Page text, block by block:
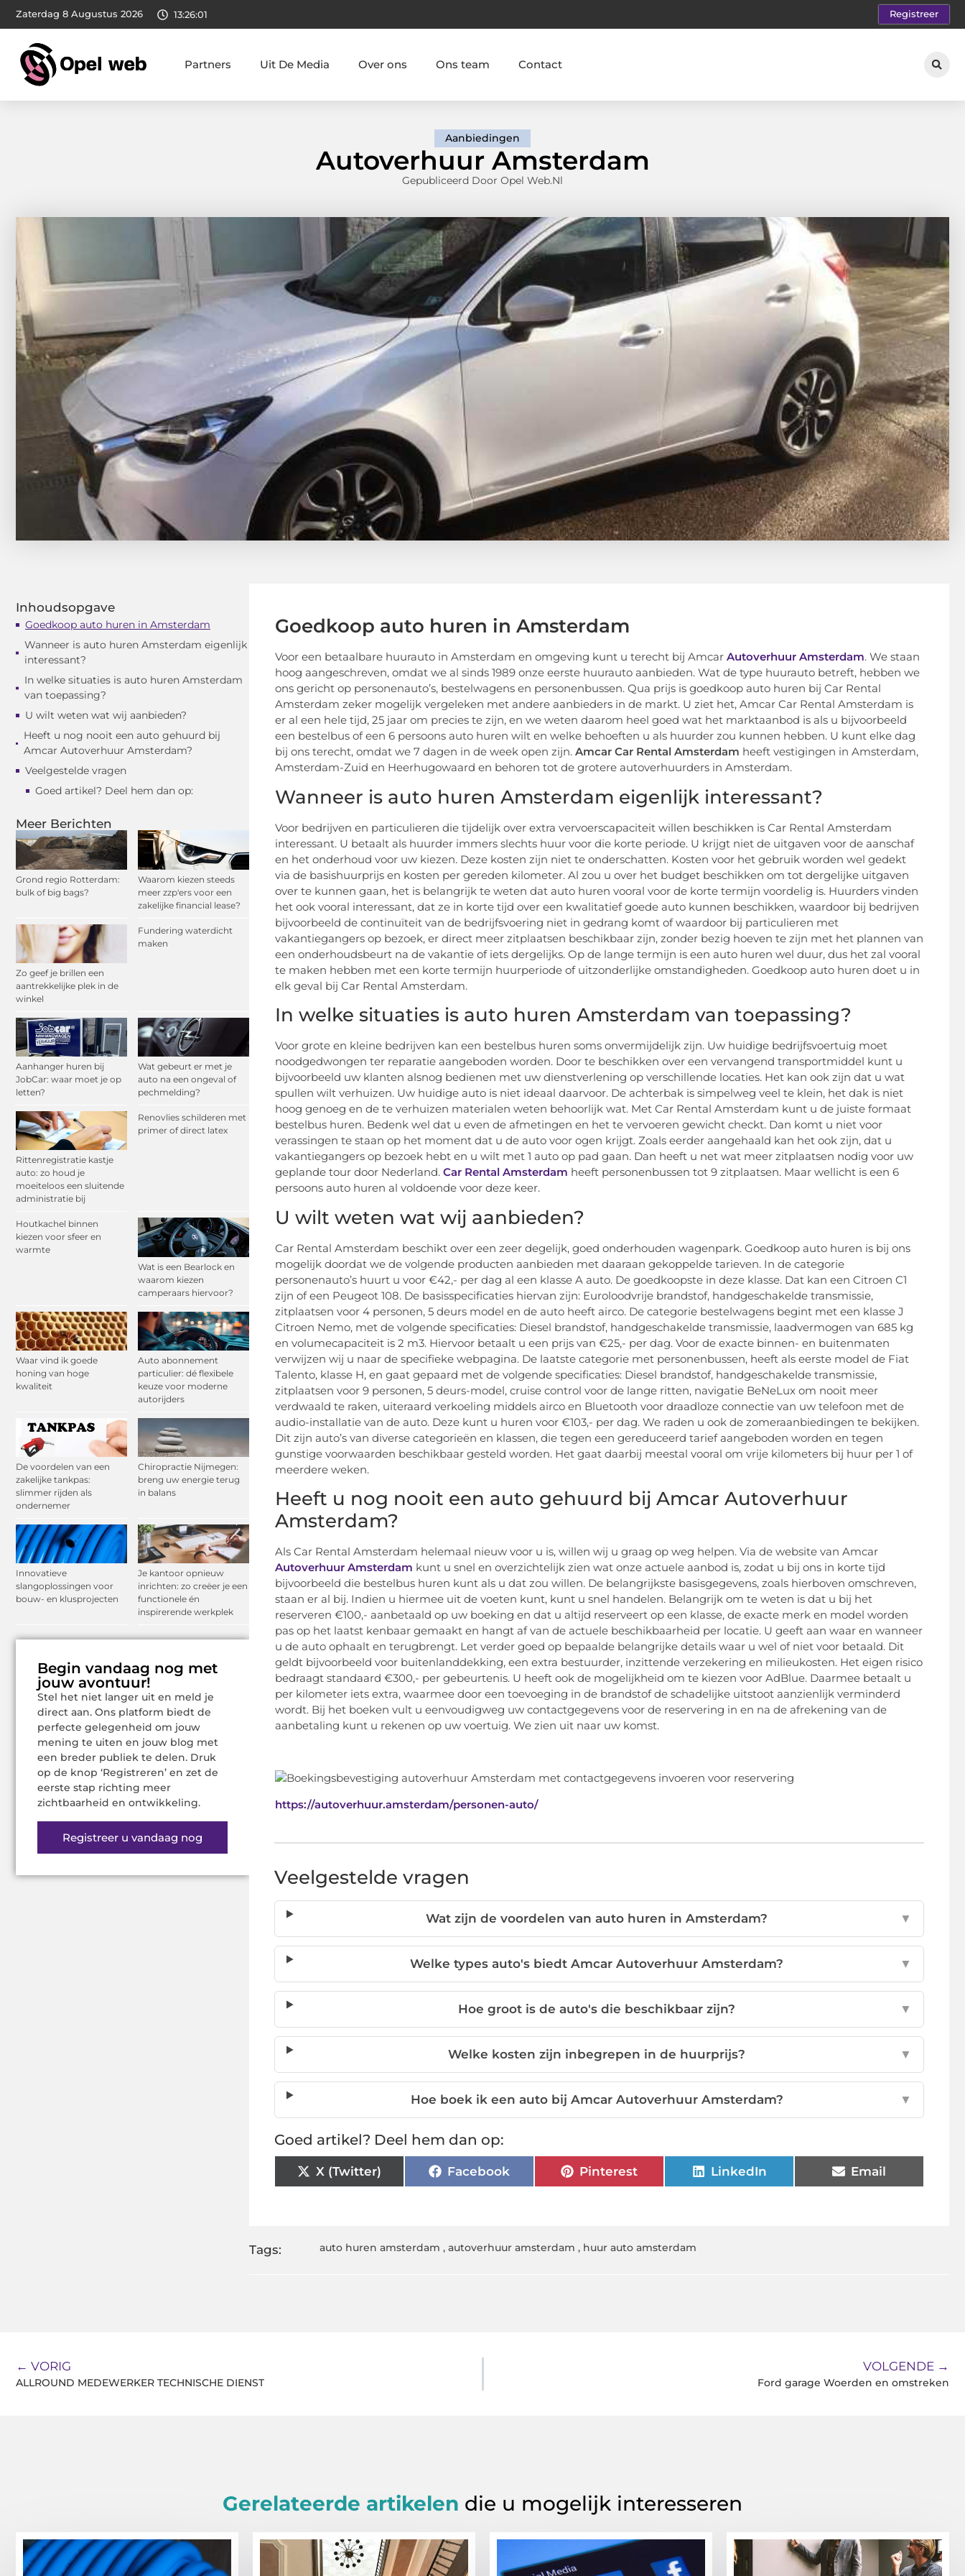
Zaterdag 8 Augustus 2026 13:26:03 Registreer
Partners Uit De Media Over ons Ons team Contact
Aanbiedingen
Autoverhuur Amsterdam
Gepubliceerd Door Opel Web.nl
Inhoudsopgave
Goedkoop auto huren in Amsterdam
Wanneer is auto huren Amsterdam eigenlijk
interessant?
In welke situaties is auto huren Amsterdam
van toepassing?
U wilt weten wat wij aanbieden?
Heeft u nog nooit een auto gehuurd bij
Amcar Autoverhuur Amsterdam?
Veelgestelde vragen
Goed artikel? Deel hem dan op:
Meer Berichten
Grond regio Rotterdam:
bulk of big bags?
Waarom kiezen steeds
meer zzp'ers voor een
zakelijke financial lease?
Zo geef je brillen een
aantrekkelijke plek in de
winkel
Fundering waterdicht
maken
Aanhanger huren bij
JobCar: waar moet je op
letten?
Wat gebeurt er met je
auto na een ongeval of
pechmelding?
Rittenregistratie kastje
auto: zo houd je
moeiteloos een sluitende
administratie bij
Renovlies schilderen met
primer of direct latex
Houtkachel binnen
kiezen voor sfeer en
warmte
Wat is een Bearlock en
waarom kiezen
camperaars hiervoor?
Waar vind ik goede
honing van hoge
kwaliteit
Auto abonnement
particulier: dé flexibele
keuze voor moderne
autorijders
De voordelen van een
zakelijke tankpas:
slimmer rijden als
ondernemer
Chiropractie Nijmegen:
breng uw energie terug
in balans
Innovatieve
slangoplossingen voor
bouw- en klusprojecten
Je kantoor opnieuw
inrichten: zo creëer je een
functionele én
inspirerende werkplek
Begin vandaag nog met
jouw avontuur!
Stel het niet langer uit en meld je
direct aan. Ons platform biedt de
perfecte gelegenheid om jouw
mening te uiten en jouw blog met
een breder publiek te delen. Druk
op de knop ‘Registreren’ en zet de
eerste stap richting meer
zichtbaarheid en ontwikkeling.
Registreer u vandaag nog
Goedkoop auto huren in Amsterdam
Voor een betaalbare huurauto in Amsterdam en omgeving kunt u terecht bij Amcar Autoverhuur Amsterdam. We staan
hoog aangeschreven, omdat we al sinds 1989 onze eerste huurauto aanbieden. Wat de type huurauto betreft, hebben we
ons gericht op personenauto’s, bestelwagens en personenbussen. Qua prijs is goedkoop auto huren bij Car Rental
Amsterdam zeker mogelijk vergeleken met andere aanbieders in de markt. U ziet het, Amcar Car Rental Amsterdam is
er al een hele tijd, 25 jaar om precies te zijn, en we weten daarom heel goed wat het marktaanbod is als u bijvoorbeeld
een bestelbus of een 6 persoons auto huren wilt en welke behoeften u als huurder zou kunnen hebben. U kunt elke dag
bij ons terecht, omdat we 7 dagen in de week open zijn. Amcar Car Rental Amsterdam heeft vestigingen in Amsterdam,
Amsterdam-Zuid en Heerhugowaard en behoren tot de grotere autoverhuurders in Amsterdam.
Wanneer is auto huren Amsterdam eigenlijk interessant?
Voor bedrijven en particulieren die tijdelijk over extra vervoerscapaciteit willen beschikken is Car Rental Amsterdam
interessant. U betaalt als huurder immers slechts huur voor die korte periode. U krijgt niet de uitgaven voor de aanschaf
en het onderhoud voor uw kiezen. Deze kosten zijn niet te onderschatten. Kosten voor het gebruik worden wel gedekt
via de basishuurprijs en kosten per gereden kilometer. Al zou u over het budget beschikken om tot dergelijke uitgaven
over te kunnen gaan, het is belangrijk te weten dat auto huren vooral voor de korte termijn voordelig is. Huurders vinden
het ook vooral interessant, dat ze in korte tijd over een kwalitatief goede auto kunnen beschikken, waardoor bij bedrijven
bijvoorbeeld de continuïteit van de bedrijfsvoering niet in gedrang komt of waardoor bij particulieren met
vakantiegangers op bezoek, er direct meer zitplaatsen beschikbaar zijn, zonder bezig hoeven te zijn met het plannen van
een onderhoudsbeurt na de vakantie of iets dergelijks. Op de lange termijn is een auto huren wel duur, dus het zal vooral
te maken hebben met een korte termijn huurperiode of uitzonderlijke omstandigheden. Goedkoop auto huren doet u in
elk geval bij Car Rental Amsterdam.
In welke situaties is auto huren Amsterdam van toepassing?
Voor grote en kleine bedrijven kan een bestelbus huren soms onvermijdelijk zijn. Uw huidige bedrijfsvoertuig moet
noodgedwongen ter reparatie aangeboden worden. Door te beschikken over een vervangend transportmiddel kunt u
bijvoorbeeld uw klanten alsnog bedienen met uw dienstverlening op verschillende locaties. Het kan ook zijn dat u wat
spullen wilt verhuizen. Uw huidige auto is niet ideaal daarvoor. De achterbak is simpelweg veel te klein, het dak is niet
hoog genoeg en de te verhuizen materialen weten behoorlijk wat. Met Car Rental Amsterdam kunt u de juiste formaat
bestelbus huren. Bedenk wel dat u even de afmetingen en het te vervoeren gewicht checkt. Dan komt u niet voor
verassingen te staan op het moment dat u de auto voor ogen krijgt. Zoals eerder aangehaald kan het ook zijn, dat u
vakantiegangers op bezoek hebt en u wilt met 1 auto op pad gaan. Dan heeft u net wat meer zitplaatsen nodig voor uw
geplande tour door Nederland. Car Rental Amsterdam heeft personenbussen tot 9 zitplaatsen. Maar wellicht is een 6
persoons auto huren al voldoende voor deze keer.
U wilt weten wat wij aanbieden?
Car Rental Amsterdam beschikt over een zeer degelijk, goed onderhouden wagenpark. Goedkoop auto huren is bij ons
mogelijk doordat we de volgende producten aanbieden met daaraan gekoppelde tarieven. In de categorie
personenauto’s huurt u voor €42,- per dag al een klasse A auto. De goedkoopste in deze klasse. Dat kan een Citroen C1
zijn of een Peugeot 108. De basisspecificaties hiervan zijn: Euroloodvrije brandstof, handgeschakelde transmissie,
zitplaatsen voor 4 personen, 5 deurs model en de auto heeft airco. De categorie bestelwagens begint met een klasse J
Citroen Nemo, met de volgende specificaties: Diesel brandstof, handgeschakelde transmissie, laadvermogen van 685 kg
en volumecapaciteit is 2 m3. Hiervoor betaalt u een prijs van €25,- per dag. Voor de exacte binnen- en buitenmaten
verwijzen wij u naar de specifieke webpagina. De laatste categorie met personenbussen, heeft als eerste model de Fiat
Talento, klasse H, en gaat gepaard met de volgende specificaties: Diesel brandstof, handgeschakelde transmissie,
zitplaatsen voor 9 personen, 5 deurs-model, cruise control voor de lange ritten, navigatie BeNeLux om nooit meer
verdwaald te raken, uiteraard verkoeling middels airco en Bluetooth voor draadloze connectie van uw telefoon met de
audio-installatie van de auto. Deze kunt u huren voor €103,- per dag. We raden u ook de zomeraanbiedingen te bekijken.
Dit zijn auto’s van diverse categorieën en klassen, die tegen een gereduceerd tarief aangeboden worden en tegen
gunstige voorwaarden beschikbaar gesteld worden. Het gaat daarbij meestal vooral om vrije kilometers bij huur per 1 of
meerdere weken.
Heeft u nog nooit een auto gehuurd bij Amcar Autoverhuur
Amsterdam?
Als Car Rental Amsterdam helemaal nieuw voor u is, willen wij u graag op weg helpen. Via de website van Amcar
Autoverhuur Amsterdam kunt u snel en overzichtelijk zien wat onze actuele aanbod is, zodat u bij ons in korte tijd
bijvoorbeeld die bestelbus huren kunt als u dat zou willen. De belangrijkste basisgegevens, zoals hierboven omschreven,
staan er al bij. Indien u hiermee uit de voeten kunt, kunt u snel handelen. Belangrijk om te weten is dat u bij het
reserveren €100,- aanbetaald op uw boeking en dat u altijd reserveert op een klasse, de exacte merk en model worden
pas op het laatst kenbaar gemaakt en hangt af van de actuele beschikbaarheid per locatie. U geeft aan waar en wanneer
u de auto ophaalt en terugbrengt. Let verder goed op bepaalde belangrijke details waar u wel of niet voor betaald. Dit
geldt bijvoorbeeld voor buitenlanddekking, een extra bestuurder, inzittende verzekering en milieukosten. Het eigen risico
bedraagt standaard €300,- per gebeurtenis. U heeft ook de mogelijkheid om te kiezen voor AdBlue. Daarmee betaalt u
per kilometer iets extra, waarmee door een toevoeging in de brandstof de schadelijke uitstoot aanzienlijk verminderd
wordt. Bij het boeken vult u eenvoudigweg uw contactgegevens voor de reservering in en na de afrekening van de
aanbetaling kunt u rekenen op uw voertuig. We zien uit naar uw komst.
https://autoverhuur.amsterdam/personen-auto/
Veelgestelde vragen
Wat zijn de voordelen van auto huren in Amsterdam? ▼
Welke types auto's biedt Amcar Autoverhuur Amsterdam? ▼
Hoe groot is de auto's die beschikbaar zijn? ▼
Welke kosten zijn inbegrepen in de huurprijs? ▼
Hoe boek ik een auto bij Amcar Autoverhuur Amsterdam? ▼
Goed artikel? Deel hem dan op:
X (Twitter) Facebook Pinterest LinkedIn Email
Tags: auto huren amsterdam , autoverhuur amsterdam , huur auto amsterdam
← VORIG
ALLROUND MEDEWERKER TECHNISCHE DIENST
VOLGENDE →
Ford garage Woerden en omstreken
Gerelateerde artikelen die u mogelijk interesseren